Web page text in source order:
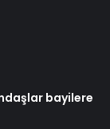
bayilere